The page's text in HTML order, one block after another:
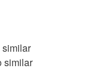
similar